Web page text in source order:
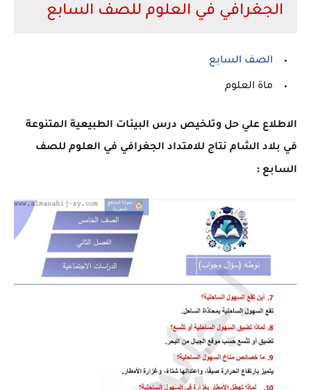
الجغرافي في العلوم للصف السابع
الصف السابع
ماة العلوم
الاطلاع علي حل وتلخيص درس البيئات الطبيعية المتنوعة
في بلاد الشام نتاج للامتداد الجغرافي في العلوم للصف
السابع :